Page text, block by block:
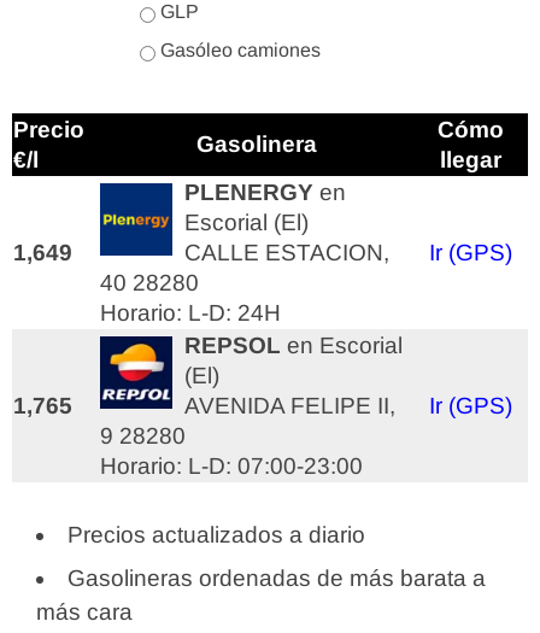
GLP
Gasóleo camiones
Precio
€/l
Gasolinera
Cómo
llegar
1,649
PLENERGY en
Escorial (El)
CALLE ESTACION,
40 28280
Horario: L-D: 24H
Ir (GPS)
1,765
REPSOL en Escorial
(El)
AVENIDA FELIPE II,
9 28280
Horario: L-D: 07:00-23:00
Ir (GPS)
Precios actualizados a diario
Gasolineras ordenadas de más barata a
más cara